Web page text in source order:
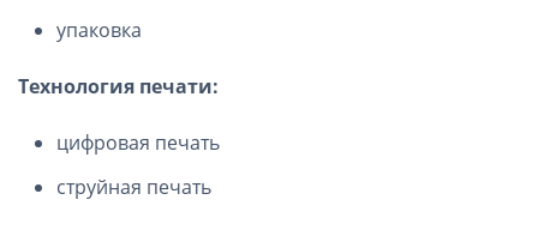
упаковка
Технология печати:
цифровая печать
струйная печать